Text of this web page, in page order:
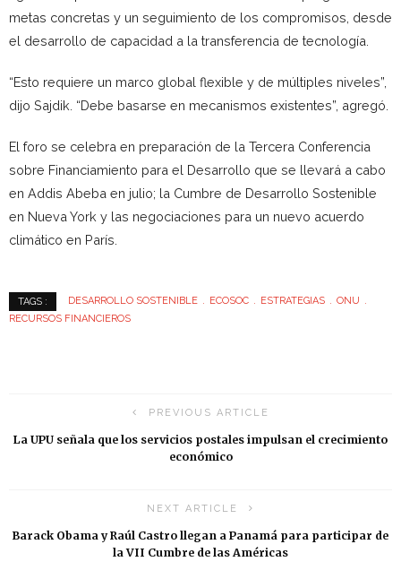
metas concretas y un seguimiento de los compromisos, desde
el desarrollo de capacidad a la transferencia de tecnología.
“Esto requiere un marco global flexible y de múltiples niveles”,
dijo Sajdik. “Debe basarse en mecanismos existentes”, agregó.
El foro se celebra en preparación de la Tercera Conferencia
sobre Financiamiento para el Desarrollo que se llevará a cabo
en Addis Abeba en julio; la Cumbre de Desarrollo Sostenible
en Nueva York y las negociaciones para un nuevo acuerdo
climático en París.
TAGS : DESARROLLO SOSTENIBLE ECOSOC ESTRATEGIAS
ONU
RECURSOS FINANCIEROS
PREVIOUS ARTICLE
La UPU señala que los servicios postales impulsan el crecimiento
económico
NEXT ARTICLE
Barack Obama y Raúl Castro llegan a Panamá para participar de
la VII Cumbre de las Américas